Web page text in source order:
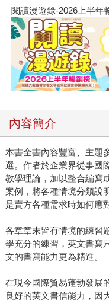
閱讀漫遊錄-2026上半年
內容簡介
本書全書內容豐富、主題
選。作者於企業界從事國
教學理論，加以整合編寫
案例，將各種情境分類說
是賣方各種需求時如何應
各章章末皆有情境的練習
學充分的練習，英文書寫
文的書寫能力更為精進。
在現今國際貿易蓬勃發展
良好的英文書信能力，因